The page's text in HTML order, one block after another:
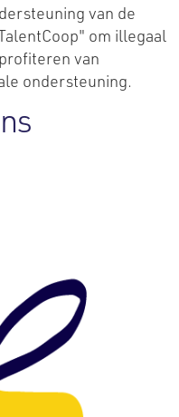
van de
om illegaal
van
ondersteuning.